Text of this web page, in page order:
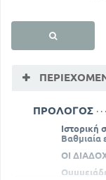
ΠΡΟΛΟΓΟΣ
Ιστορική
Βαθμιαία
ΟΙ